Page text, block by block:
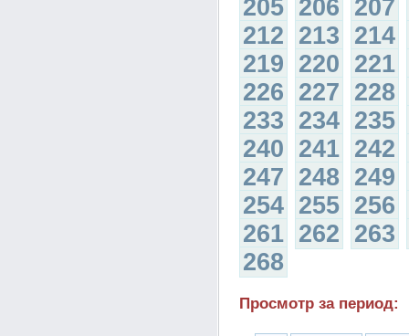
205 206 207
212 213 214
219 220 221
226 227 228
233 234 235
240 241 242
247 248 249
254 255 256
261 262 263
268
Просмотр за период: